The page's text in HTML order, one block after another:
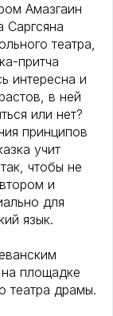
Амазгаин
Саргсяна
театра,
притча
интересна и
в ней
или нет?
принципов
учит
чтобы не
и
для
язык.
площадке
театра драмы.